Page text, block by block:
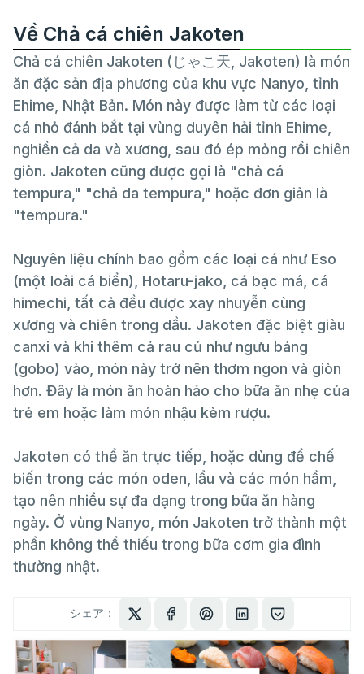
Về Chả cá chiên Jakoten
Chả cá chiên Jakoten (じゃこ天, Jakoten) là món
ăn đặc sản địa phương của khu vực Nanyo, tỉnh
Ehime, Nhật Bản. Món này được làm từ các loại
cá nhỏ đánh bắt tại vùng duyên hải tỉnh Ehime,
nghiền cả da và xương, sau đó ép mỏng rồi chiên
giòn. Jakoten cũng được gọi là "chả cá
tempura," "chả da tempura," hoặc đơn giản là
"tempura."
Nguyên liệu chính bao gồm các loại cá như Eso
(một loài cá biển), Hotaru-jako, cá bạc má, cá
himechi, tất cả đều được xay nhuyễn cùng
xương và chiên trong dầu. Jakoten đặc biệt giàu
canxi và khi thêm cả rau củ như ngưu báng
(gobo) vào, món này trở nên thơm ngon và giòn
hơn. Đây là món ăn hoàn hảo cho bữa ăn nhẹ của
trẻ em hoặc làm món nhậu kèm rượu.
Jakoten có thể ăn trực tiếp, hoặc dùng để chế
biến trong các món oden, lẩu và các món hầm,
tạo nên nhiều sự đa dạng trong bữa ăn hàng
ngày. Ở vùng Nanyo, món Jakoten trở thành một
phần không thể thiếu trong bữa cơm gia đình
thường nhật.
シェア：